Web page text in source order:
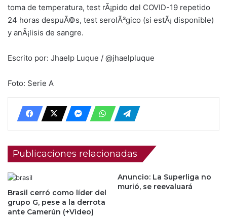
toma de temperatura, test rÃ¡pido del COVID-19 repetido
24 horas despuÃ©s, test serolÃ³gico (si estÃ¡ disponible)
y anÃ¡lisis de sangre.
Escrito por: Jhaelp Luque / @jhaelpluque
Foto: Serie A
Publicaciones relacionadas
Brasil cerró como líder del
grupo G, pese a la derrota
ante Camerún (+Video)
Anuncio: La Superliga no
murió, se reevaluará